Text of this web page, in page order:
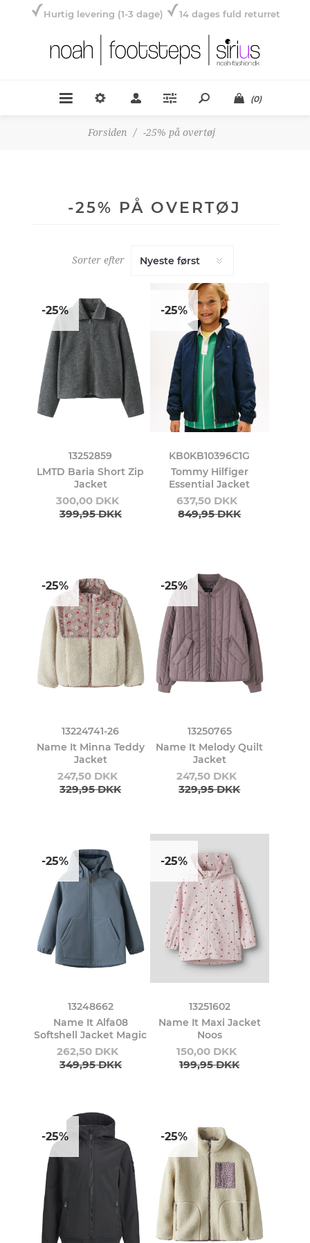
Hurtig levering (1-3 dage) 14 dages fuld returret
(0)
Forsiden / -25% på overtøj
-25% PÅ OVERTØJ
Sorter efter
-25%
13252859
LMTD Baria Short Zip
Jacket
300,00 DKK
399,95 DKK
-25%
KB0KB10396C1G
Tommy Hilfiger
Essential Jacket
637,50 DKK
849,95 DKK
-25%
13224741-26
Name It Minna Teddy
Jacket
247,50 DKK
329,95 DKK
-25%
13250765
Name It Melody Quilt
Jacket
247,50 DKK
329,95 DKK
-25%
13248662
Name It Alfa08
Softshell Jacket Magic
262,50 DKK
349,95 DKK
-25%
13251602
Name It Maxi Jacket
Noos
150,00 DKK
199,95 DKK
-25% -25%